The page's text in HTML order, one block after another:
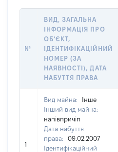
№
ВИД, ЗАГАЛЬНА
ІНФОРМАЦІЯ ПРО
ОБʼЄКТ,
ІДЕНТИФІКАЦІЙНИЙ
НОМЕР (ЗА
НАЯВНОСТІ), ДАТА
НАБУТТЯ ПРАВА
1
Вид майна:
Інше
Інший вид майна:
напівпричіп
Дата набуття
права:
09.02.2007
Ідентифікаційний